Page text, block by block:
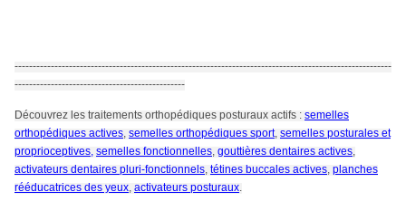
--------------------------------------------------------------------------------------------------------
-----------------------------------------------
Découvrez les traitements orthopédiques posturaux actifs : semelles
orthopédiques actives, semelles orthopédiques sport, semelles posturales et
proprioceptives, semelles fonctionnelles, gouttières dentaires actives,
activateurs dentaires pluri-fonctionnels, tétines buccales actives, planches
rééducatrices des yeux, activateurs posturaux.